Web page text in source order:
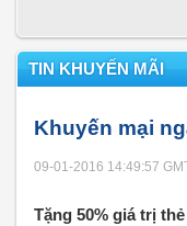
TIN KHUYẾN MÃI
Khuyến mại
09-01-2016 14:49:57
Tặng 50% giá trị